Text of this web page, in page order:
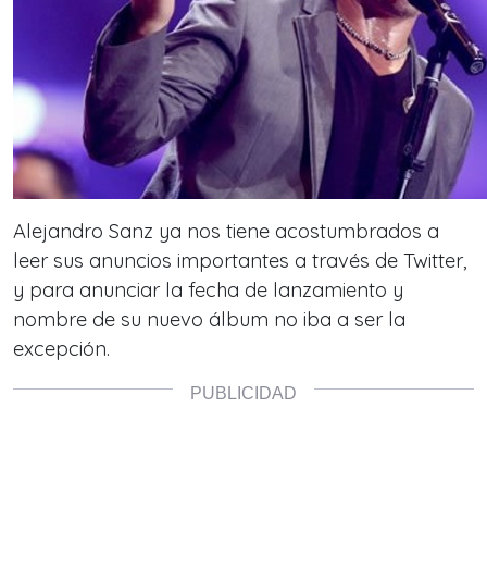
Alejandro Sanz ya nos tiene acostumbrados a
leer sus anuncios importantes a través de Twitter,
y para anunciar la fecha de lanzamiento y
nombre de su nuevo álbum no iba a ser la
excepción.